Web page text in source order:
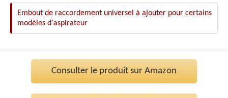
Embout de raccordement universel à ajouter pour certains
modèles d'aspirateur
Consulter le produit sur Amazon